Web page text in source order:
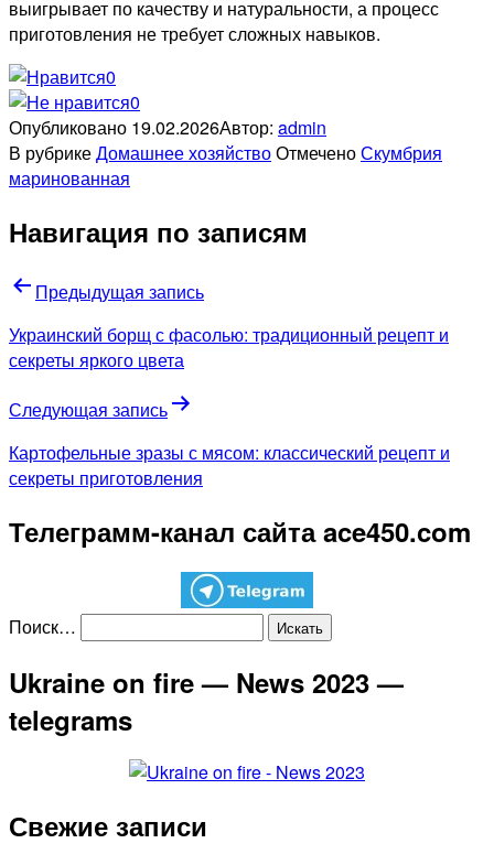
выигрывает по качеству и натуральности, а процесс
приготовления не требует сложных навыков.
0
0
Опубликовано 19.02.2026Автор: admin
В рубрикеДомашнее хозяйствоОтмеченоСкумбрия
маринованная
Навигация по записям
Предыдущая запись
Украинский борщ с фасолью: традиционный рецепт и
секреты яркого цвета
Следующая запись
Картофельные зразы с мясом: классический рецепт и
секреты приготовления
Телеграмм-канал сайта ace450.com
Поиск…
Ukraine on fire — News 2023 —
telegrams
Свежие записи